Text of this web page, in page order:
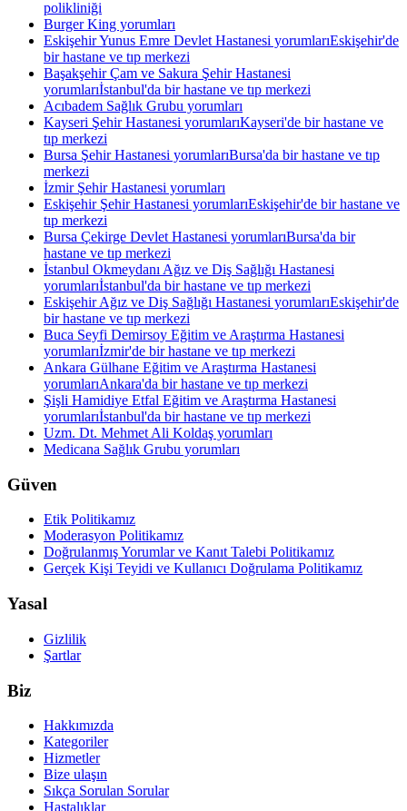
polikliniği
Burger King yorumları
Eskişehir Yunus Emre Devlet Hastanesi yorumlarıEskişehir'de
bir hastane ve tıp merkezi
Başakşehir Çam ve Sakura Şehir Hastanesi
yorumlarıİstanbul'da bir hastane ve tıp merkezi
Acıbadem Sağlık Grubu yorumları
Kayseri Şehir Hastanesi yorumlarıKayseri'de bir hastane ve
tıp merkezi
Bursa Şehir Hastanesi yorumlarıBursa'da bir hastane ve tıp
merkezi
İzmir Şehir Hastanesi yorumları
Eskişehir Şehir Hastanesi yorumlarıEskişehir'de bir hastane ve
tıp merkezi
Bursa Çekirge Devlet Hastanesi yorumlarıBursa'da bir
hastane ve tıp merkezi
İstanbul Okmeydanı Ağız ve Diş Sağlığı Hastanesi
yorumlarıİstanbul'da bir hastane ve tıp merkezi
Eskişehir Ağız ve Diş Sağlığı Hastanesi yorumlarıEskişehir'de
bir hastane ve tıp merkezi
Buca Seyfi Demirsoy Eğitim ve Araştırma Hastanesi
yorumlarıİzmir'de bir hastane ve tıp merkezi
Ankara Gülhane Eğitim ve Araştırma Hastanesi
yorumlarıAnkara'da bir hastane ve tıp merkezi
Şişli Hamidiye Etfal Eğitim ve Araştırma Hastanesi
yorumlarıİstanbul'da bir hastane ve tıp merkezi
Uzm. Dt. Mehmet Ali Koldaş yorumları
Medicana Sağlık Grubu yorumları
Güven
Etik Politikamız
Moderasyon Politikamız
Doğrulanmış Yorumlar ve Kanıt Talebi Politikamız
Gerçek Kişi Teyidi ve Kullanıcı Doğrulama Politikamız
Yasal
Gizlilik
Şartlar
Biz
Hakkımızda
Kategoriler
Hizmetler
Bize ulaşın
Sıkça Sorulan Sorular
Hastalıklar